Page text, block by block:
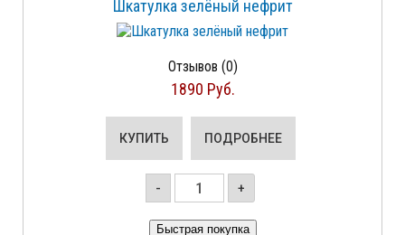
Шкатулка зелёный нефрит
Отзывов (0)
1890 Руб.
КУПИТЬ ПОДРОБНЕЕ
- +